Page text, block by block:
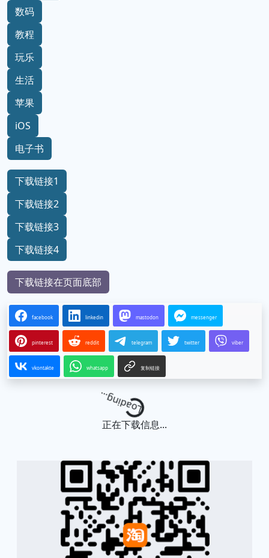
数码
教程
玩乐
生活
苹果
iOS
电子书
下载链接1
下载链接2
下载链接3
下载链接4
下载链接在页面底部
facebook linkedin mastodon messenger
pinterest reddit telegram twitter viber
vkontakte whatsapp 复制链接
Loading...
正在下载信息...